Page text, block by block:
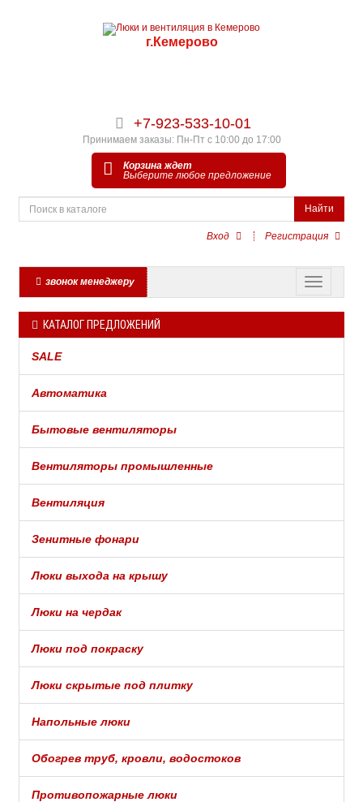
г.Кемерово
+7-923-533-10-01
Принимаем заказы: Пн-Пт с 10:00 до 17:00
Корзина ждет
Выберите любое предложение
Найти
Вход Регистрация
звонок менеджеру
КАТАЛОГ ПРЕДЛОЖЕНИЙ
SALE
Автоматика
Бытовые вентиляторы
Вентиляторы промышленные
Вентиляция
Зенитные фонари
Люки выхода на крышу
Люки на чердак
Люки под покраску
Люки скрытые под плитку
Напольные люки
Обогрев труб, кровли, водостоков
Противопожарные люки